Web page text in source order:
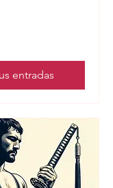
entradas